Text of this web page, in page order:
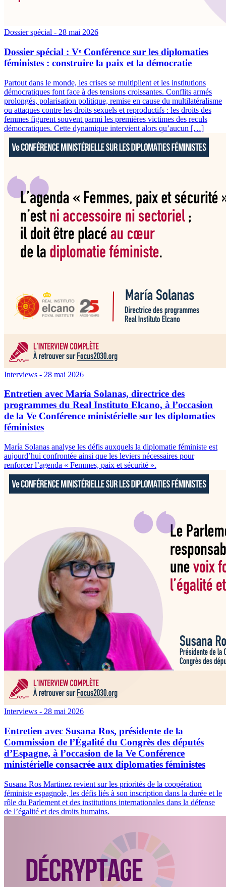
Dossier spécial - 28 mai 2026
Dossier spécial : Vᵉ Conférence sur les diplomaties
féministes : construire la paix et la démocratie
Partout dans le monde, les crises se multiplient et les institutions
démocratiques font face à des tensions croissantes. Conflits armés
prolongés, polarisation politique, remise en cause du multilatéralisme
ou attaques contre les droits sexuels et reproductifs : les droits des
femmes figurent souvent parmi les premières victimes des reculs
démocratiques. Cette dynamique intervient alors qu’aucun […]
Interviews - 28 mai 2026
Entretien avec María Solanas, directrice des
programmes du Real Instituto Elcano, à l’occasion
de la Ve Conférence ministérielle sur les diplomaties
féministes
María Solanas analyse les défis auxquels la diplomatie féministe est
aujourd’hui confrontée ainsi que les leviers nécessaires pour
renforcer l’agenda « Femmes, paix et sécurité ».
Interviews - 28 mai 2026
Entretien avec Susana Ros, présidente de la
Commission de l’Égalité du Congrès des députés
d’Espagne, à l’occasion de la Ve Conférence
ministérielle consacrée aux diplomaties féministes
Susana Ros Martinez revient sur les priorités de la coopération
féministe espagnole, les défis liés à son inscription dans la durée et le
rôle du Parlement et des institutions internationales dans la défense
de l’égalité et des droits humains.